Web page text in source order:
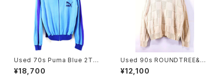
Used 70s Puma Blue 2Ton
e Fuul Zip Track Top Jerse
y Jacket Size M 相当 古着
¥18,700
Used 90s ROUNDTREE&Y
ORKE Ivory Block Panel De
sign Cotton Knit Size L 古
¥12,100